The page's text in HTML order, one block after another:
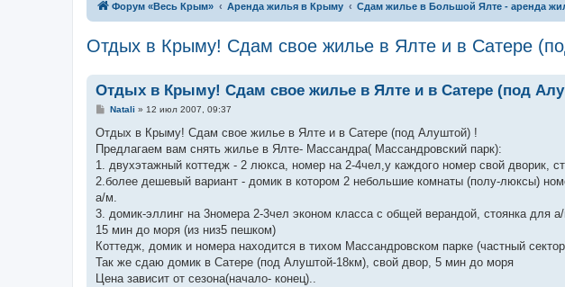
Форум «Весь Крым» Аренда жилья в Крыму Сдам жилье в Большой Ялте - аренда
Отдых в Крыму! Сдам свое жилье в Ялте и в Сатере
Отдых в Крыму! Сдам свое жилье в Ялте и в Сатере (под
С
о
б
щ
е
н
и
е
Natali » 12 июл 2007, 09:37
Отдых в Крыму! Сдам свое жилье в Ялте и в Сатере (под Алуштой) !
Предлагаем вам снять жилье в Ялте- Массандра( Массандровский парк):
1. двухэтажный коттедж - 2 люкса, номер на 2-4чел,у каждого номер свой дворик,
2.более дешевый вариант - домик в котором 2 небольшие комнаты (полу-люксы)
а/м.
3. домик-эллинг на 3номера 2-3чел эконом класса с общей верандой, стоянка для
15 мин до моря (из низ5 пешком)
Коттедж, домик и номера находится в тихом Массандровском парке (частный
Так же сдаю домик в Сатере (под Алуштой-18км), свой двор, 5 мин до моря
Цена зависит от сезона(начало- конец)..